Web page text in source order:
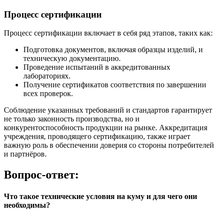
Процесс сертификации
Процесс сертификации включает в себя ряд этапов, таких как:
Подготовка документов, включая образцы изделий, и
техническую документацию.
Проведение испытаний в аккредитованных
лабораториях.
Получение сертификатов соответствия по завершении
всех проверок.
Соблюдение указанных требований и стандартов гарантирует
не только законность производства, но и
конкурентоспособность продукции на рынке. Аккредитация
учреждения, проводящего сертификацию, также играет
важную роль в обеспечении доверия со стороны потребителей
и партнёров.
Вопрос-ответ:
Что такое технические условия на куму и для чего они
необходимы?